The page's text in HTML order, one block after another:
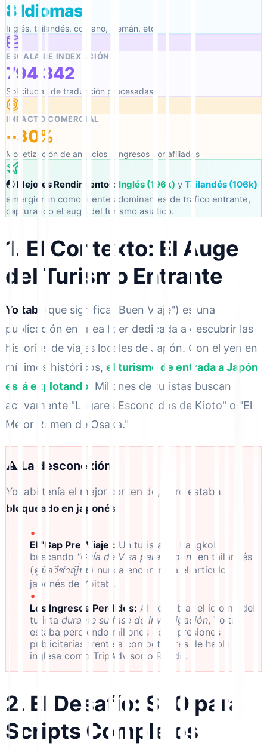
8 Idiomas
Inglés, tailandés, coreano, alemán, etc.
ESCALA DE INDEXACIÓN
794,342
Solicitudes de traducción procesadas
IMPACTO COMERCIAL
+30%
Monetización de anuncios e ingresos por afiliados
🌏 Mejores Rendimientos: Inglés (196k) y Tailandés (106k)
emergieron como fuentes dominantes de tráfico entrante,
capturando el auge del turismo asiático.
1. El Contexto: El Auge
del Turismo Entrante
Yoitabi
(que significa "Buen Viaje") es una
publicación en línea líder dedicada a descubrir las
historias de viajes locales de Japón. Con el yen en
mínimos históricos, el turismo de entrada a Japón
está explotando . Millones de turistas buscan
activamente "Lugares Escondidos de Kioto" o "El
Mejor Ramen de Osaka."
⚠️ La desconexión
Yoitabi tenía el mejor contenido, pero estaba
bloqueado en japonés
•
El "Gap Pre-Viaje": Un turista en Bangkok
buscando "Guía de Visa para Japón"
en tailandés
(คู่มือวีซ่าญี่ปุ่น ) nunca encontraría el artículo
japonés de Yoitabi.
•
Los Ingresos Perdidos: Al no hablar el idioma del
turista durante su fase de investigación, Yoitabi
estaba perdiendo millones de impresiones
publicitarias frente a competidores de habla
inglesa como TripAdvisor o Reddit.
2. El Desafío: SEO para
Scripts Complejos